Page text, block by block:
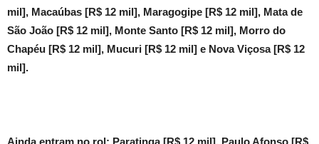
mil], Macaúbas [R$ 12 mil], Maragogipe [R$ 12 mil], Mata de
São João [R$ 12 mil], Monte Santo [R$ 12 mil], Morro do
Chapéu [R$ 12 mil], Mucuri [R$ 12 mil] e Nova Viçosa [R$ 12
mil].
Ainda entram no rol: Paratinga [R$ 12 mil], Paulo Afonso [R$